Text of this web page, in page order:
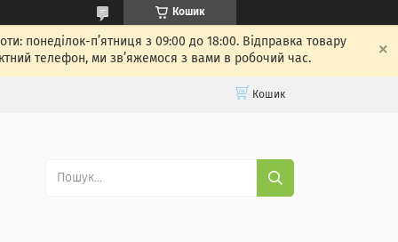
Кошик
понеділок-п’ятниця з 09:00 до 18:00. Відправка товару
телефон, ми зв’яжемося з вами в робочий час.
Кошик